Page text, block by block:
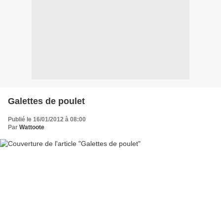
Galettes de poulet
Publié le 16/01/2012 à 08:00
Par Wattoote